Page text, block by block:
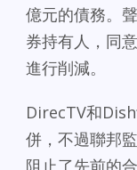
億元的債務。
券持有人，同
進行削減。
DirecTV和
併，不過聯邦